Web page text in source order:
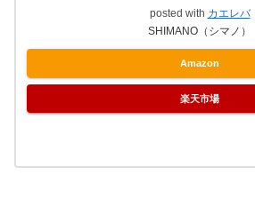
posted with カエレバ
SHIMANO（シマノ）
Amazon
楽天市場